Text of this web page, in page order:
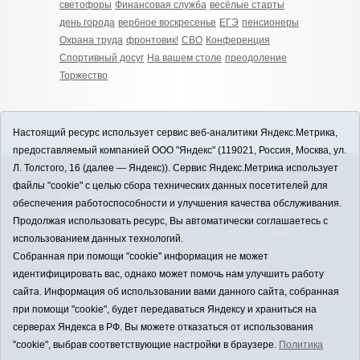
светофоры Финансовая служба весёлые старты
день города вербное воскресенье ЕГЭ пенсионеры
Охрана труда фронтовик! СВО Конференция
Спортивный досуг На вашем столе преодоление
Торжество
12+
ЗАВОДОУКОВСК online / Новости
Заводоуковского муниципального округа, 2026
Учредитель: АНО "Информационно-издательский
центр "Заводоуковские вести". Главный редактор:
E-mail:
zavest@obl72.ru
Тел.: 8 (34542) 2-10-33
Политика оператора
Регистрационный номер Эл № ФС 77-66397 от
14.07.2016г. выдан Федеральной службой по
Настоящий ресурс использует сервис веб-аналитики Яндекс.Метрика,
предоставляемый компанией ООО "Яндекс" (119021, Россия, Москва, ул.
Л. Толстого, 16 (далее — Яндекс)). Сервис Яндекс.Метрика использует
файлы "cookie" с целью сбора технических данных посетителей для
обеспечения работоспособности и улучшения качества обслуживания.
Продолжая использовать ресурс, Вы автоматически соглашаетесь с
использованием данных технологий.
Собранная при помощи "cookie" информация не может
идентифицировать вас, однако может помочь нам улучшить работу
сайта. Информация об использовании вами данного сайта, собранная
при помощи "cookie", будет передаваться Яндексу и храниться на
серверах Яндекса в РФ. Вы можете отказаться от использования
"cookie", выбрав соответствующие настройки в браузере. Политика